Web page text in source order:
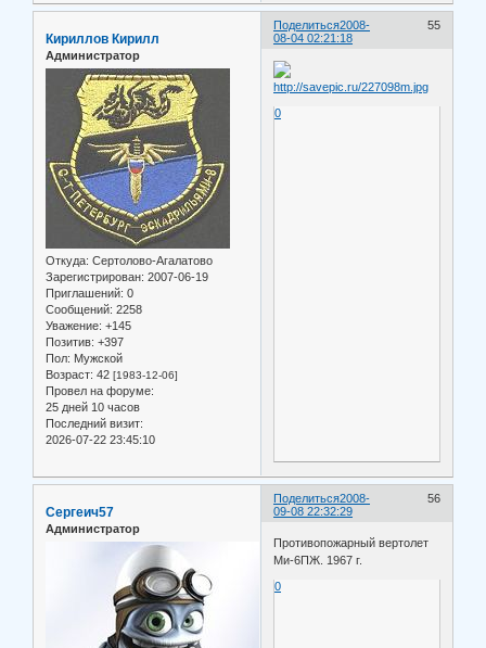
Поделиться 55
2008-
08-04 02:21:18
Кириллов Кирилл
Администратор
Откуда: Сертолово-Агалатово
Зарегистрирован: 2007-06-19
Приглашений: 0
Сообщений: 2258
Уважение: +145
Позитив: +397
Пол: Мужской
Возраст: 42 [1983-12-06]
Провел на форуме:
25 дней 10 часов
Последний визит:
2026-07-22 23:45:10
0
Поделиться 56
2008-
09-08 22:32:29
Сергеич57
Администратор
Противопожарный вертолет
Ми-6ПЖ. 1967 г.
0